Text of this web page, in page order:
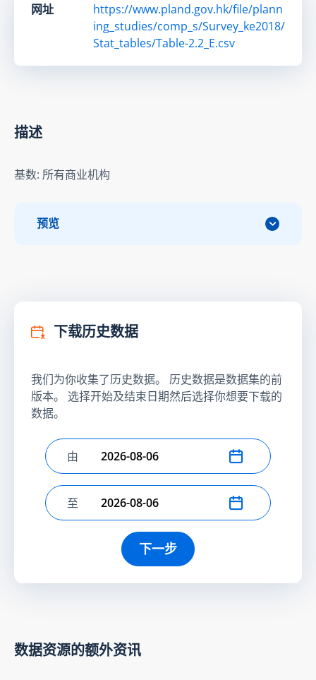
网址
https://www.pland.gov.hk/file/plann
ing_studies/comp_s/Survey_ke2018/
Stat_tables/Table-2.2_E.csv
描述
基数: 所有商业机构
预览
下载历史数据
我们为你收集了历史数据。 历史数据是数据集的前
版本。 选择开始及结束日期然后选择你想要下载的
数据。
选择开始日期
由
选择结束日期
至
下一步
数据资源的额外资讯